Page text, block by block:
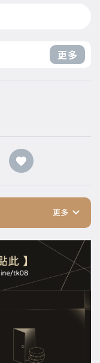
更多